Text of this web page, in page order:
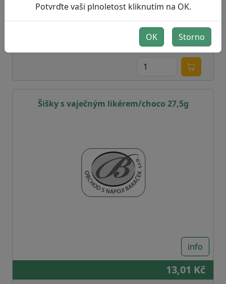
11,54 Kč
Šišky s vaječným likérem/choco 27,5g
info
13,01 Kč
Potvrďte vaši plnoletost kliknutím na OK.
OK Storno